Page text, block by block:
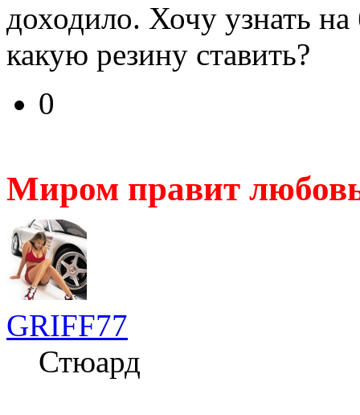
доходило. Хочу узнать
какую резину ставить?
0
Миром правит
GRIFF77
Стюард